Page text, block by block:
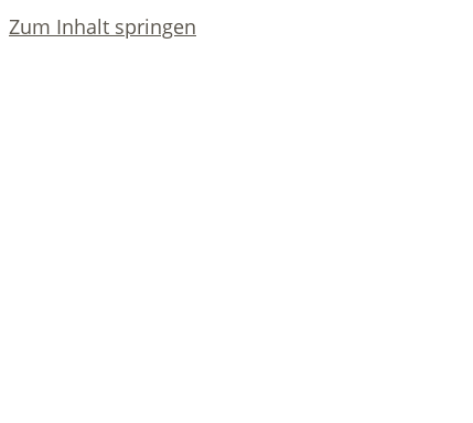
Zum Inhalt springen